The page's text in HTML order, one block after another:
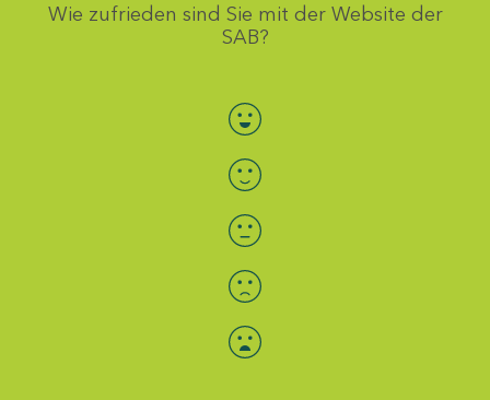
Wie zufrieden sind Sie mit der Website der
SAB?
Bewertung auswählen